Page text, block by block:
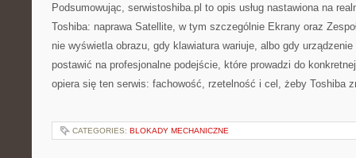
Podsumowując, serwistoshiba.pl to opis usług nastawiona na
Toshiba: naprawa Satellite, w tym szczególnie Ekrany oraz
nie wyświetla obrazu, gdy klawiatura wariuje, albo gdy urządzenie
postawić na profesjonalne podejście, które prowadzi do
opiera się ten serwis: fachowość, rzetelność i cel, żeby Toshiba
CATEGORIES: BLOKADY MECHANICZNE